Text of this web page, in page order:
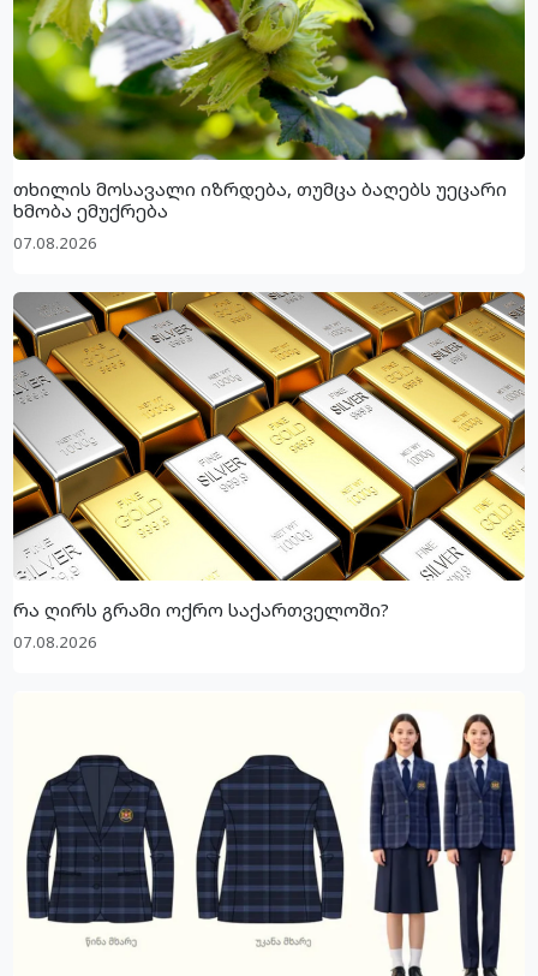
თხილის მოსავალი იზრდება, თუმცა ბაღებს უეცარი
ხმობა ემუქრება
07.08.2026
რა ღირს გრამი ოქრო საქართველოში?
07.08.2026